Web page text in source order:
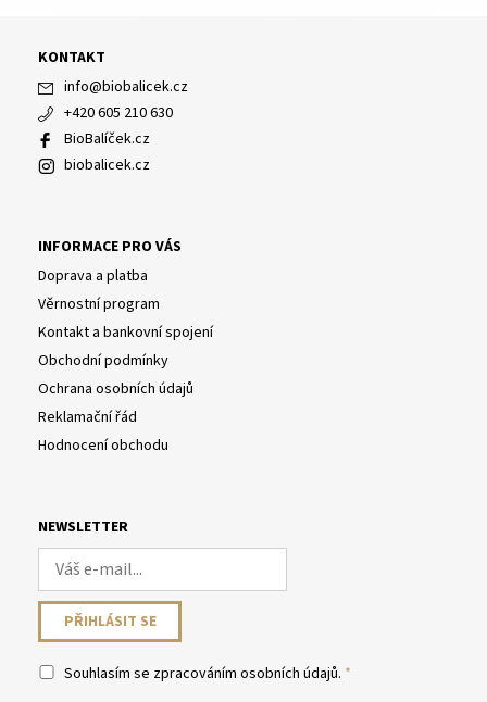
KONTAKT
info@biobalicek.cz
+420 605 210 630
BioBalíček.cz
biobalicek.cz
INFORMACE PRO VÁS
Doprava a platba
Věrnostní program
Kontakt a bankovní spojení
Obchodní podmínky
Ochrana osobních údajů
Reklamační řád
Hodnocení obchodu
NEWSLETTER
Souhlasím se zpracováním osobních údajů.